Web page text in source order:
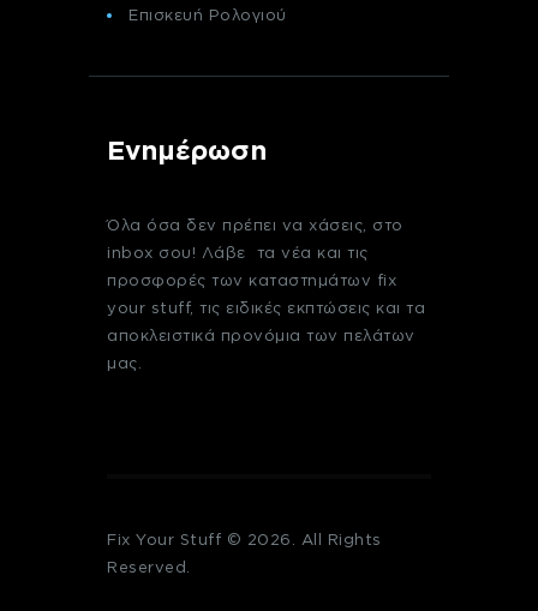
Επισκευή Ρολογιού
Ενημέρωση
Όλα όσα δεν πρέπει να χάσεις, στο
inbox σου! Λάβε τα νέα και τις
προσφορές των καταστημάτων fix
your stuff, τις ειδικές εκπτώσεις και τα
αποκλειστικά προνόμια των πελάτων
μας.
Fix Your Stuff © 2026. All Rights
Reserved.